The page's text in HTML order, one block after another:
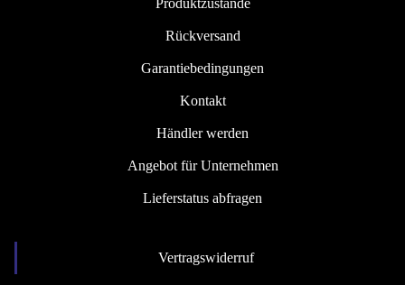
Produktzustände
Rückversand
Garantiebedingungen
Kontakt
Händler werden
Angebot für Unternehmen
Lieferstatus abfragen
Vertragswiderruf